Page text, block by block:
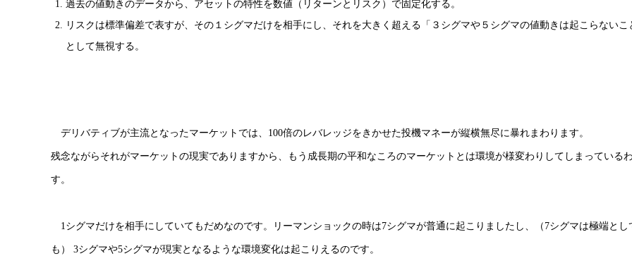
過去の値動きのデータから、アセットの特性を数値（リターンとリスク）で固定化する。
リスクは標準偏差で表すが、その１シグマだけを相手にし、それを大きく超える「３シグマや５シグマの値動きは起こらないこ
として無視する。
デリバティブが主流となったマーケットでは、100倍のレバレッジをきかせた投機マネーが縦横無尽に暴れまわります。
残念ながらそれがマーケットの現実でありますから、もう成長期の平和なころのマーケットとは環境が様変わりしてしまっている
す。
1シグマだけを相手にしていてもだめなのです。リーマンショックの時は7シグマが普通に起こりましたし、（7シグマは極端とし
も） 3シグマや5シグマが現実となるような環境変化は起こりえるのです。